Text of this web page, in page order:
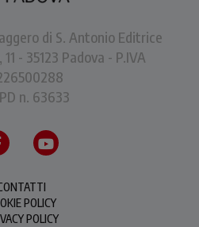
di S. Antonio Editrice
- 35123 Padova - P.IVA
n. 63633
POLICY
POLICY